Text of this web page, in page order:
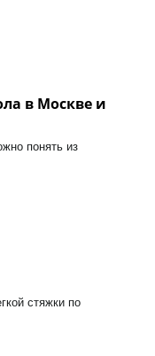
в Москве и
понять из
стяжки по